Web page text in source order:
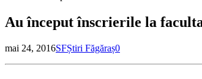
Au început înscrierile la
mai 24, 2016SFȘtiri Făgăraș0